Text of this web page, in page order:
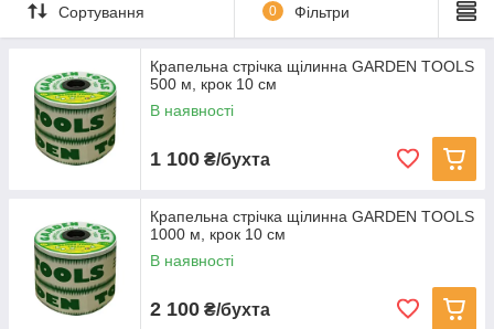
Сортування 0 Фільтри
Крапельна стрічка щілинна GARDEN TOOLS
500 м, крок 10 см
В наявності
1 100 ₴/бухта
Крапельна стрічка щілинна GARDEN TOOLS
1000 м, крок 10 см
В наявності
2 100 ₴/бухта